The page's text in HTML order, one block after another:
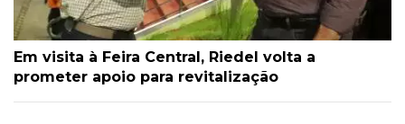
Em visita à Feira Central, Riedel volta a
prometer apoio para revitalização